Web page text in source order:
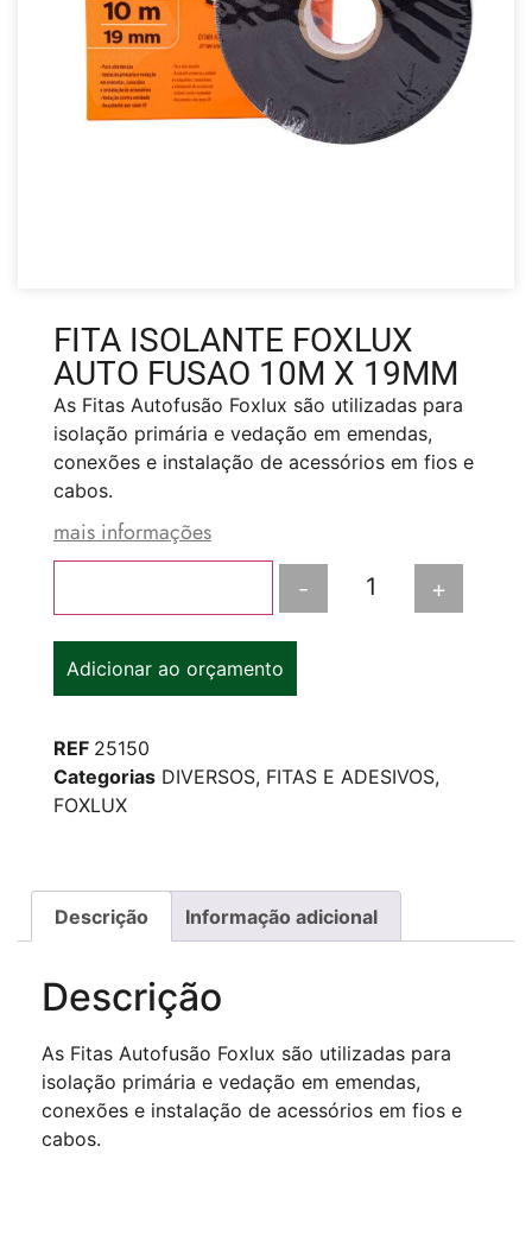
FITA ISOLANTE FOXLUX
AUTO FUSAO 10M X 19MM
As Fitas Autofusão Foxlux são utilizadas para
isolação primária e vedação em emendas,
conexões e instalação de acessórios em fios e
cabos.
mais informações
- +
Adicionar ao orçamento
REF 25150
Categorias DIVERSOS, FITAS E ADESIVOS,
FOXLUX
Descrição Informação adicional
Descrição
As Fitas Autofusão Foxlux são utilizadas para
isolação primária e vedação em emendas,
conexões e instalação de acessórios em fios e
cabos.